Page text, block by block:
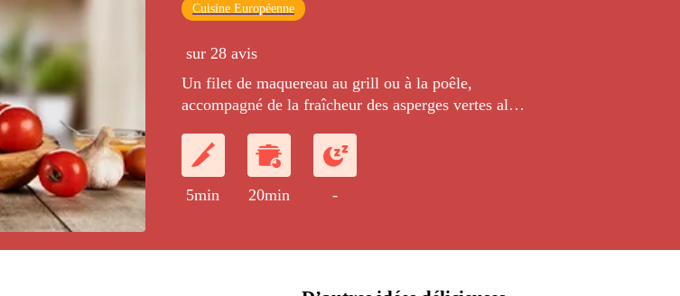
Cuisine Européenne
sur 28 avis
Un filet de maquereau au grill ou à la poêle,
accompagné de la fraîcheur des asperges vertes al
saveur. Un plat équilibré et gourmand en toute
simplicité.
5min
20min -